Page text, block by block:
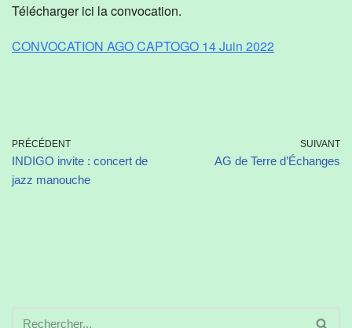
Télécharger ici la convocation.
CONVOCATION AGO CAPTOGO 14 Juin 2022
PRÉCÉDENT
INDIGO invite : concert de
jazz manouche
SUIVANT
AG de Terre d’Échanges